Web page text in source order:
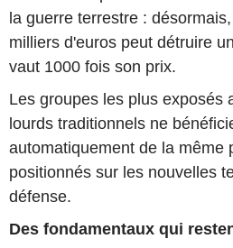
la guerre terrestre :
milliers d'euros peut détruire
vaut 1000 fois son prix.
Les groupes les plus exposés
lourds traditionnels ne
automatiquement de la même
positionnés sur les nouvelles
défense.
Des fondamentaux qui